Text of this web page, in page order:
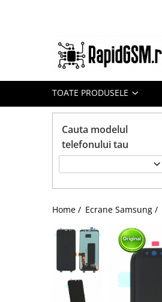
Ecrane Samsung
seria A
Ecrane iPhone
Ecrane Huawei / Honor
Ecrane Xiaomi / Redmi
Ecrane Nokia
Ecrane Oppo / Realme
TOATE PRODUSELE
Cauta modelul
telefonului tau
Home / Ecrane Samsung /